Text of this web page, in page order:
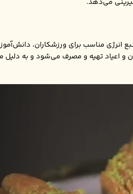
انرژی مناسب برای ورزشکاران،
و اعیاد تهیه و مصرف می‌شود و به دلیل